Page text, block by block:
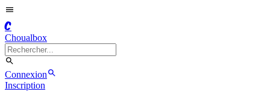
C
Choualbox
Connexion
Inscription